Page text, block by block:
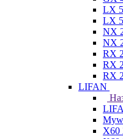
LX
LX
NX
NX
RX
RX
RX
LIFAN
X60